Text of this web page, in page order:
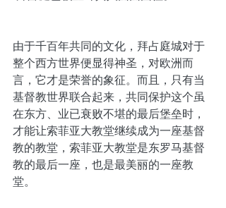
由于千百年共同的文化，拜占庭城对于
整个西方世界便显得神圣，对欧洲而
言，它才是荣誉的象征。而且，只有当
基督教世界联合起来，共同保护这个虽
在东方、业已衰败不堪的最后堡垒时，
才能让索菲亚大教堂继续成为一座基督
教的教堂，索菲亚大教堂是东罗马基督
教的最后一座，也是最美丽的一座教
堂。